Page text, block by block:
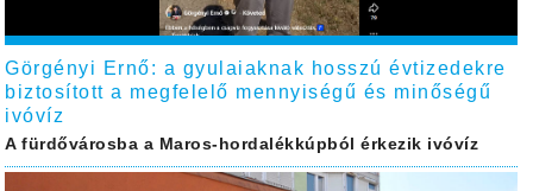
Görgényi Ernő: a gyulaiaknak hosszú évtizedekre
biztosított a megfelelő mennyiségű és minőségű
ivóvíz
A fürdővárosba a Maros-hordalékkúpból érkezik ivóvíz